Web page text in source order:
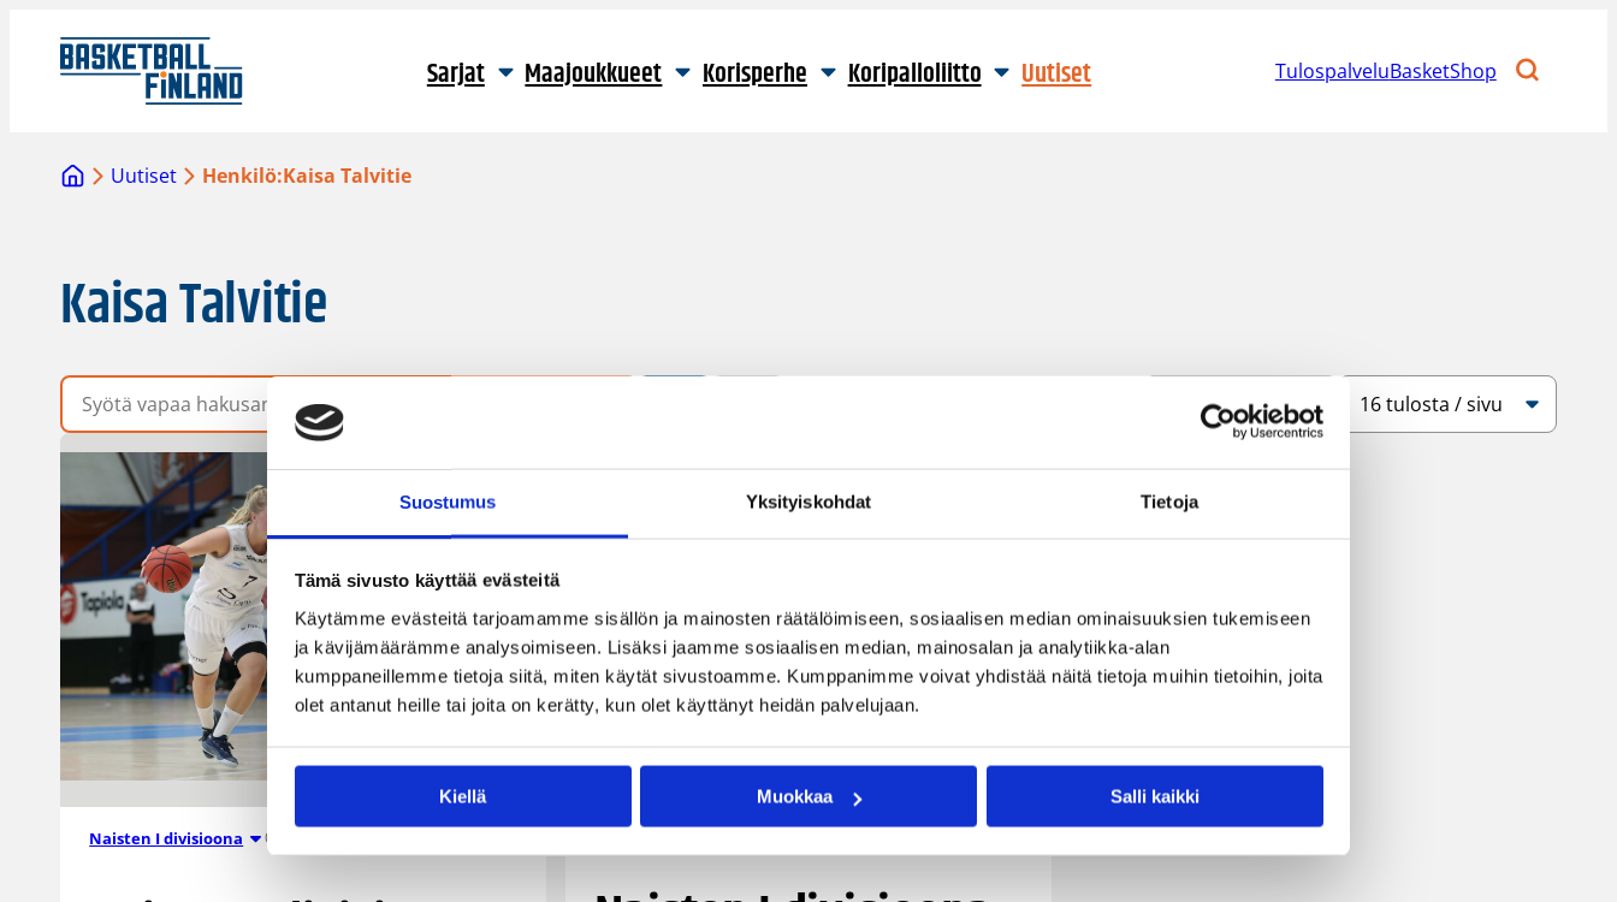
Suostumus Yksityiskohdat Tietoja
Tämä sivusto käyttää evästeitä
Käytämme evästeitä tarjoamamme sisällön ja mainosten räätälöimiseen, sosiaalisen median ominaisuuksien tukemiseen
ja kävijämäärämme analysoimiseen. Lisäksi jaamme sosiaalisen median, mainosalan ja analytiikka-alan
kumppaneillemme tietoja siitä, miten käytät sivustoamme. Kumppanimme voivat yhdistää näitä tietoja muihin tietoihin, joita
olet antanut heille tai joita on kerätty, kun olet käyttänyt heidän palvelujaan.
Kiellä Muokkaa Salli kaikki
Sarjat Maajoukkueet Korisperhe Koripalloliitto Uutiset TulospalveluBasketShop
Uutiset Henkilö:Kaisa Talvitie
Kaisa Talvitie
Vapaa hakusana
Naisten I divisioona 05.10.2019 15:44 Naisten I divisioona 13.10.2018 12:25